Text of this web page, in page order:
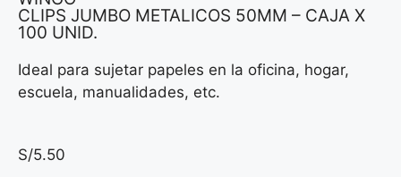
CLIPS JUMBO METALICOS 50MM – CAJA X
100 UNID.
Ideal para sujetar papeles en la oficina, hogar,
escuela, manualidades, etc.
S/5.50